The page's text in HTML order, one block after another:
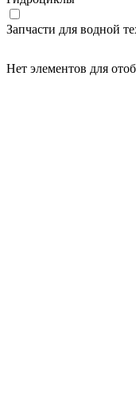
Запчасти для водной
Нет элементов для